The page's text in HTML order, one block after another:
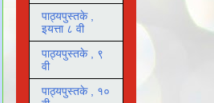
पाठ्यपुस्तके ,
इयत्ता ८ वी
पाठ्यपुस्तके , ९
वी
पाठ्यपुस्तके , १०